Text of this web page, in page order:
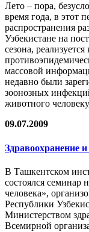
Лето – пора,
время года, в этот
распространения
Узбекистане на
сезона,
массовой
недавно были
зоонозных
животного
09.07.2009
Здравоохранение
В Ташкентском
состоялся семинар
человека»,
Республики
Министерством
Всемирной